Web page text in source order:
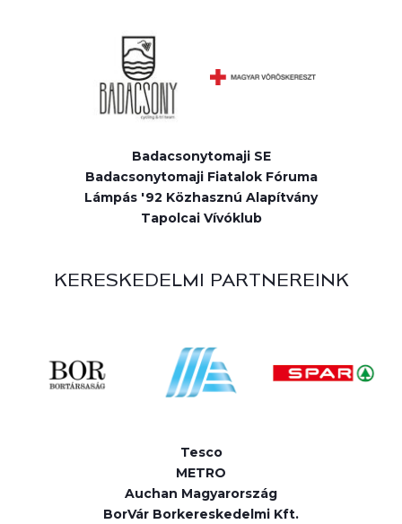
Badacsonytomaji SE
Badacsonytomaji Fiatalok Fóruma
Lámpás '92 Közhasznú Alapítvány
Tapolcai Vívóklub
KERESKEDELMI PARTNEREINK
Tesco
METRO
Auchan Magyarország
BorVár Borkereskedelmi Kft.